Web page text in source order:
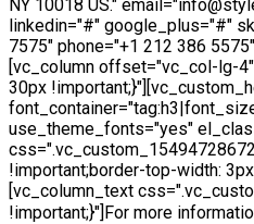
NY 10018 US."
linkedin="#" google_plus="#"
7575" phone="+1 212 386
[vc_column offset="vc_col-lg-
30px
use_theme_fonts="yes"
!important;border-top-width:
[vc_column_text
!important;}"]For more